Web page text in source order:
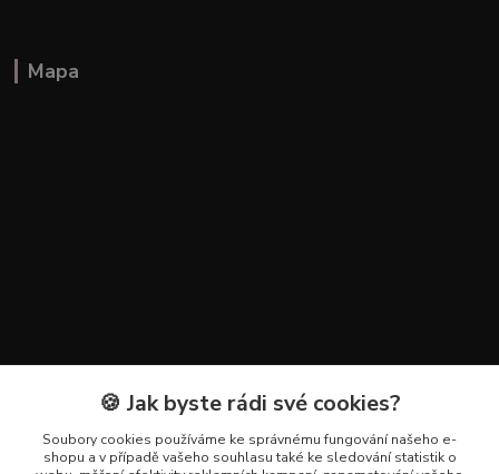
Mapa
Kontakty
+420 602 223 614
🍪 Jak byste rádi své cookies?
Soubory cookies používáme ke správnému fungování našeho e-
shopu a v případě vašeho souhlasu také ke sledování statistik o